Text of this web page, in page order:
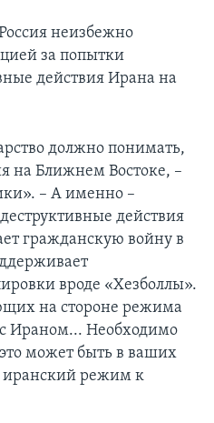
неизбежно
за попытки
действия Ирана на
должно понимать,
на Ближнем Востоке, –
– А именно –
действия
гражданскую войну в
вроде «Хезболлы».
на стороне режима
Ираном... Необходимо
может быть в ваших
иранский режим к